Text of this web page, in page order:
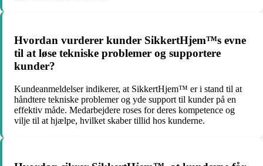
Hvordan vurderer kunder SikkertHjem™s evne
til at løse tekniske problemer og supportere
kunder?
Kundeanmeldelser indikerer, at SikkertHjem™ er i stand til at
håndtere tekniske problemer og yde support til kunder på en
effektiv måde. Medarbejdere roses for deres kompetence og
vilje til at hjælpe, hvilket skaber tillid hos kunderne.